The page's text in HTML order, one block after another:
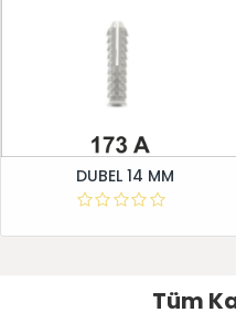
DUBEL 14 MM
Tüm